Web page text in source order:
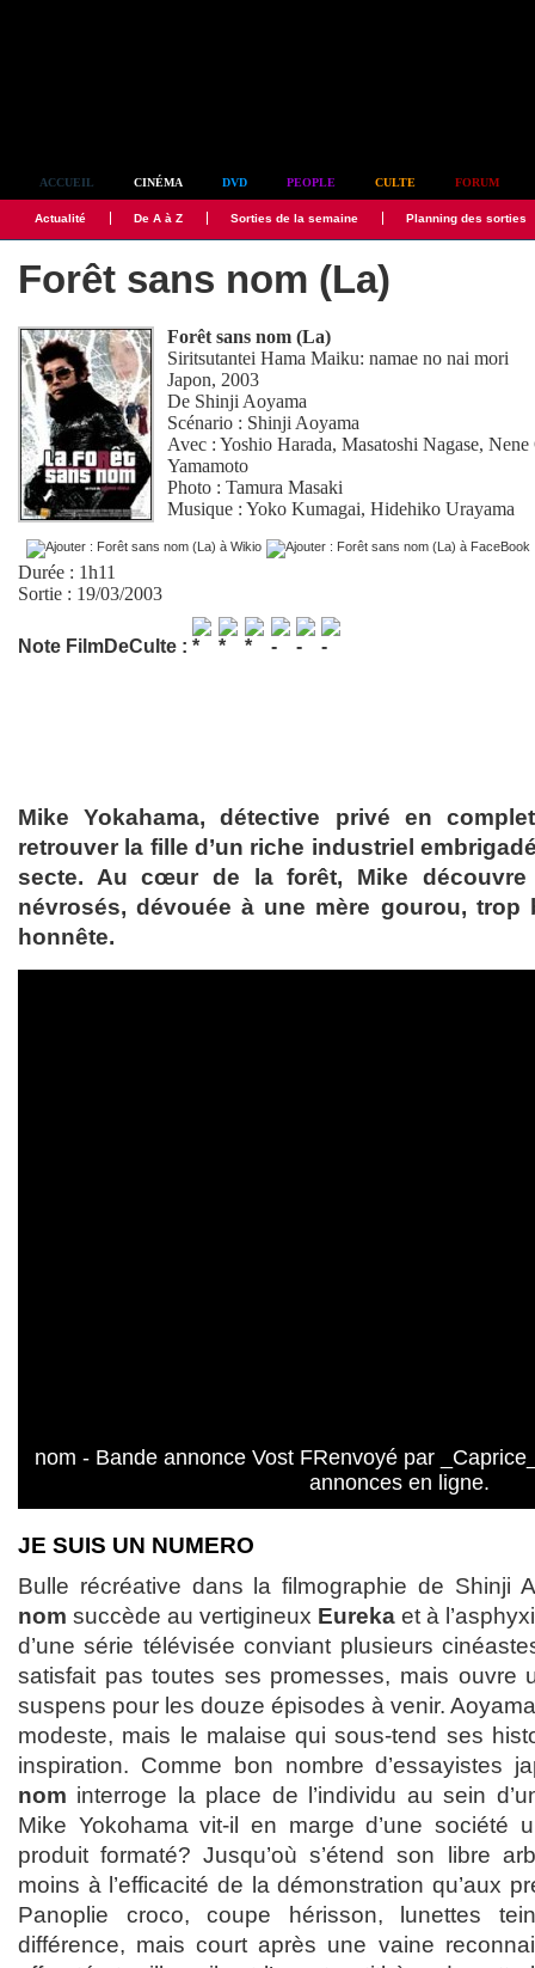
ACCUEIL CINÉMA DVD PEOPLE CULTE FORUM
Actualité De A à Z Sorties de la semaine Planning des sorties
Forêt sans nom (La)
Forêt sans nom (La)
Siritsutantei Hama Maiku: namae no nai mori
Japon, 2003
De Shinji Aoyama
Scénario : Shinji Aoyama
Avec :Yoshio Harada,Masatoshi Nagase,Nene
Yamamoto
Photo :Tamura Masaki
Musique :Yoko Kumagai,Hidehiko Urayama
Durée : 1h11
Sortie : 19/03/2003
Note FilmDeCulte :
Mike Yokahama, détective privé en
retrouver la fille d’un riche industriel
secte. Au cœur de la forêt, Mike découvre
névrosés, dévouée à une mère gourou, trop
honnête.
nom - Bande annonce Vost FRenvoyé par
annonces en ligne.
JE SUIS UN NUMERO
Bulle récréative dans la filmographie de Shinji
nom succède au vertigineux Eureka et à
d’une série télévisée conviant plusieurs
satisfait pas toutes ses promesses, mais ouvre
suspens pour les douze épisodes à venir.
modeste, mais le malaise qui sous-tend ses
inspiration. Comme bon nombre d’essayistes
nom interroge la place de l’individu au sein
Mike Yokohama vit-il en marge d’une société
produit formaté? Jusqu’où s’étend son libre
moins à l’efficacité de la démonstration qu’aux
Panoplie croco, coupe hérisson, lunettes
différence, mais court après une vaine